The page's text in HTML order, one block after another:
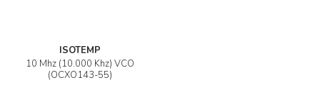
ISOTEMP
10 Mhz (10.000 Khz) VCO
(OCXO143-55)